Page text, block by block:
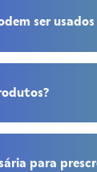
ser
para